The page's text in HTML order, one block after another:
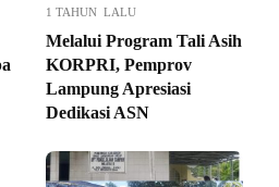
1 TAHUN LALU
Melalui Program Tali Asih
KORPRI, Pemprov
Lampung Apresiasi
Dedikasi ASN